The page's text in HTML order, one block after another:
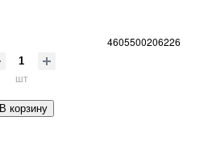
4605500206226
шт
В корзину